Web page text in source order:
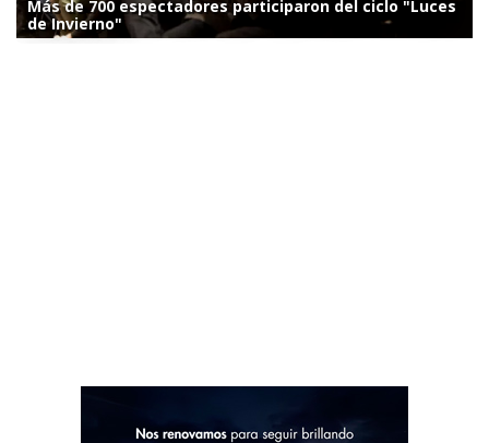
Más de 700 espectadores participaron del ciclo "Luces
de Invierno"